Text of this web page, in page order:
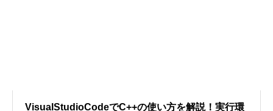
VisualStudioCodeでC++の使い方を解説！実行環